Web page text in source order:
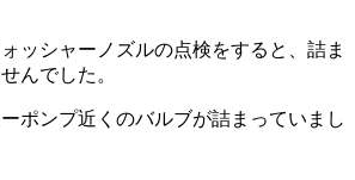
ッシャーノズルの点検をすると、詰ま
んでした。
ポンプ近くのバルブが詰まっていまし